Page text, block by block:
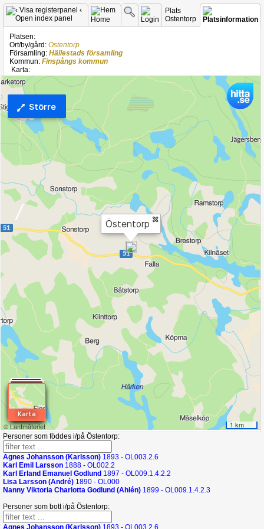
Plats
Ostentorp
Platsen:
Ort/by/gård: Östentorp
Församling: Hällestads församling
Kommun: Finspångs kommun
Karta:
Personer som föddes i/på Östentorp:
Agnes Johansson (Karlsson) 1893 - OL003.2.6
Karl Emil Larsson 1888 - OL002.2
Karl Erland Emanuel Godlund 1897 - OL009.1.4.2.2
Lisa Larsson (André) 1890 - OL000
Nanny Viktoria Charlotta Godlund (Ahlén) 1899 - OL009.1.4.2.3
Personer som bott i/på Östentorp:
Agnes Johansson (Karlsson) 1893 - OL003.2.6